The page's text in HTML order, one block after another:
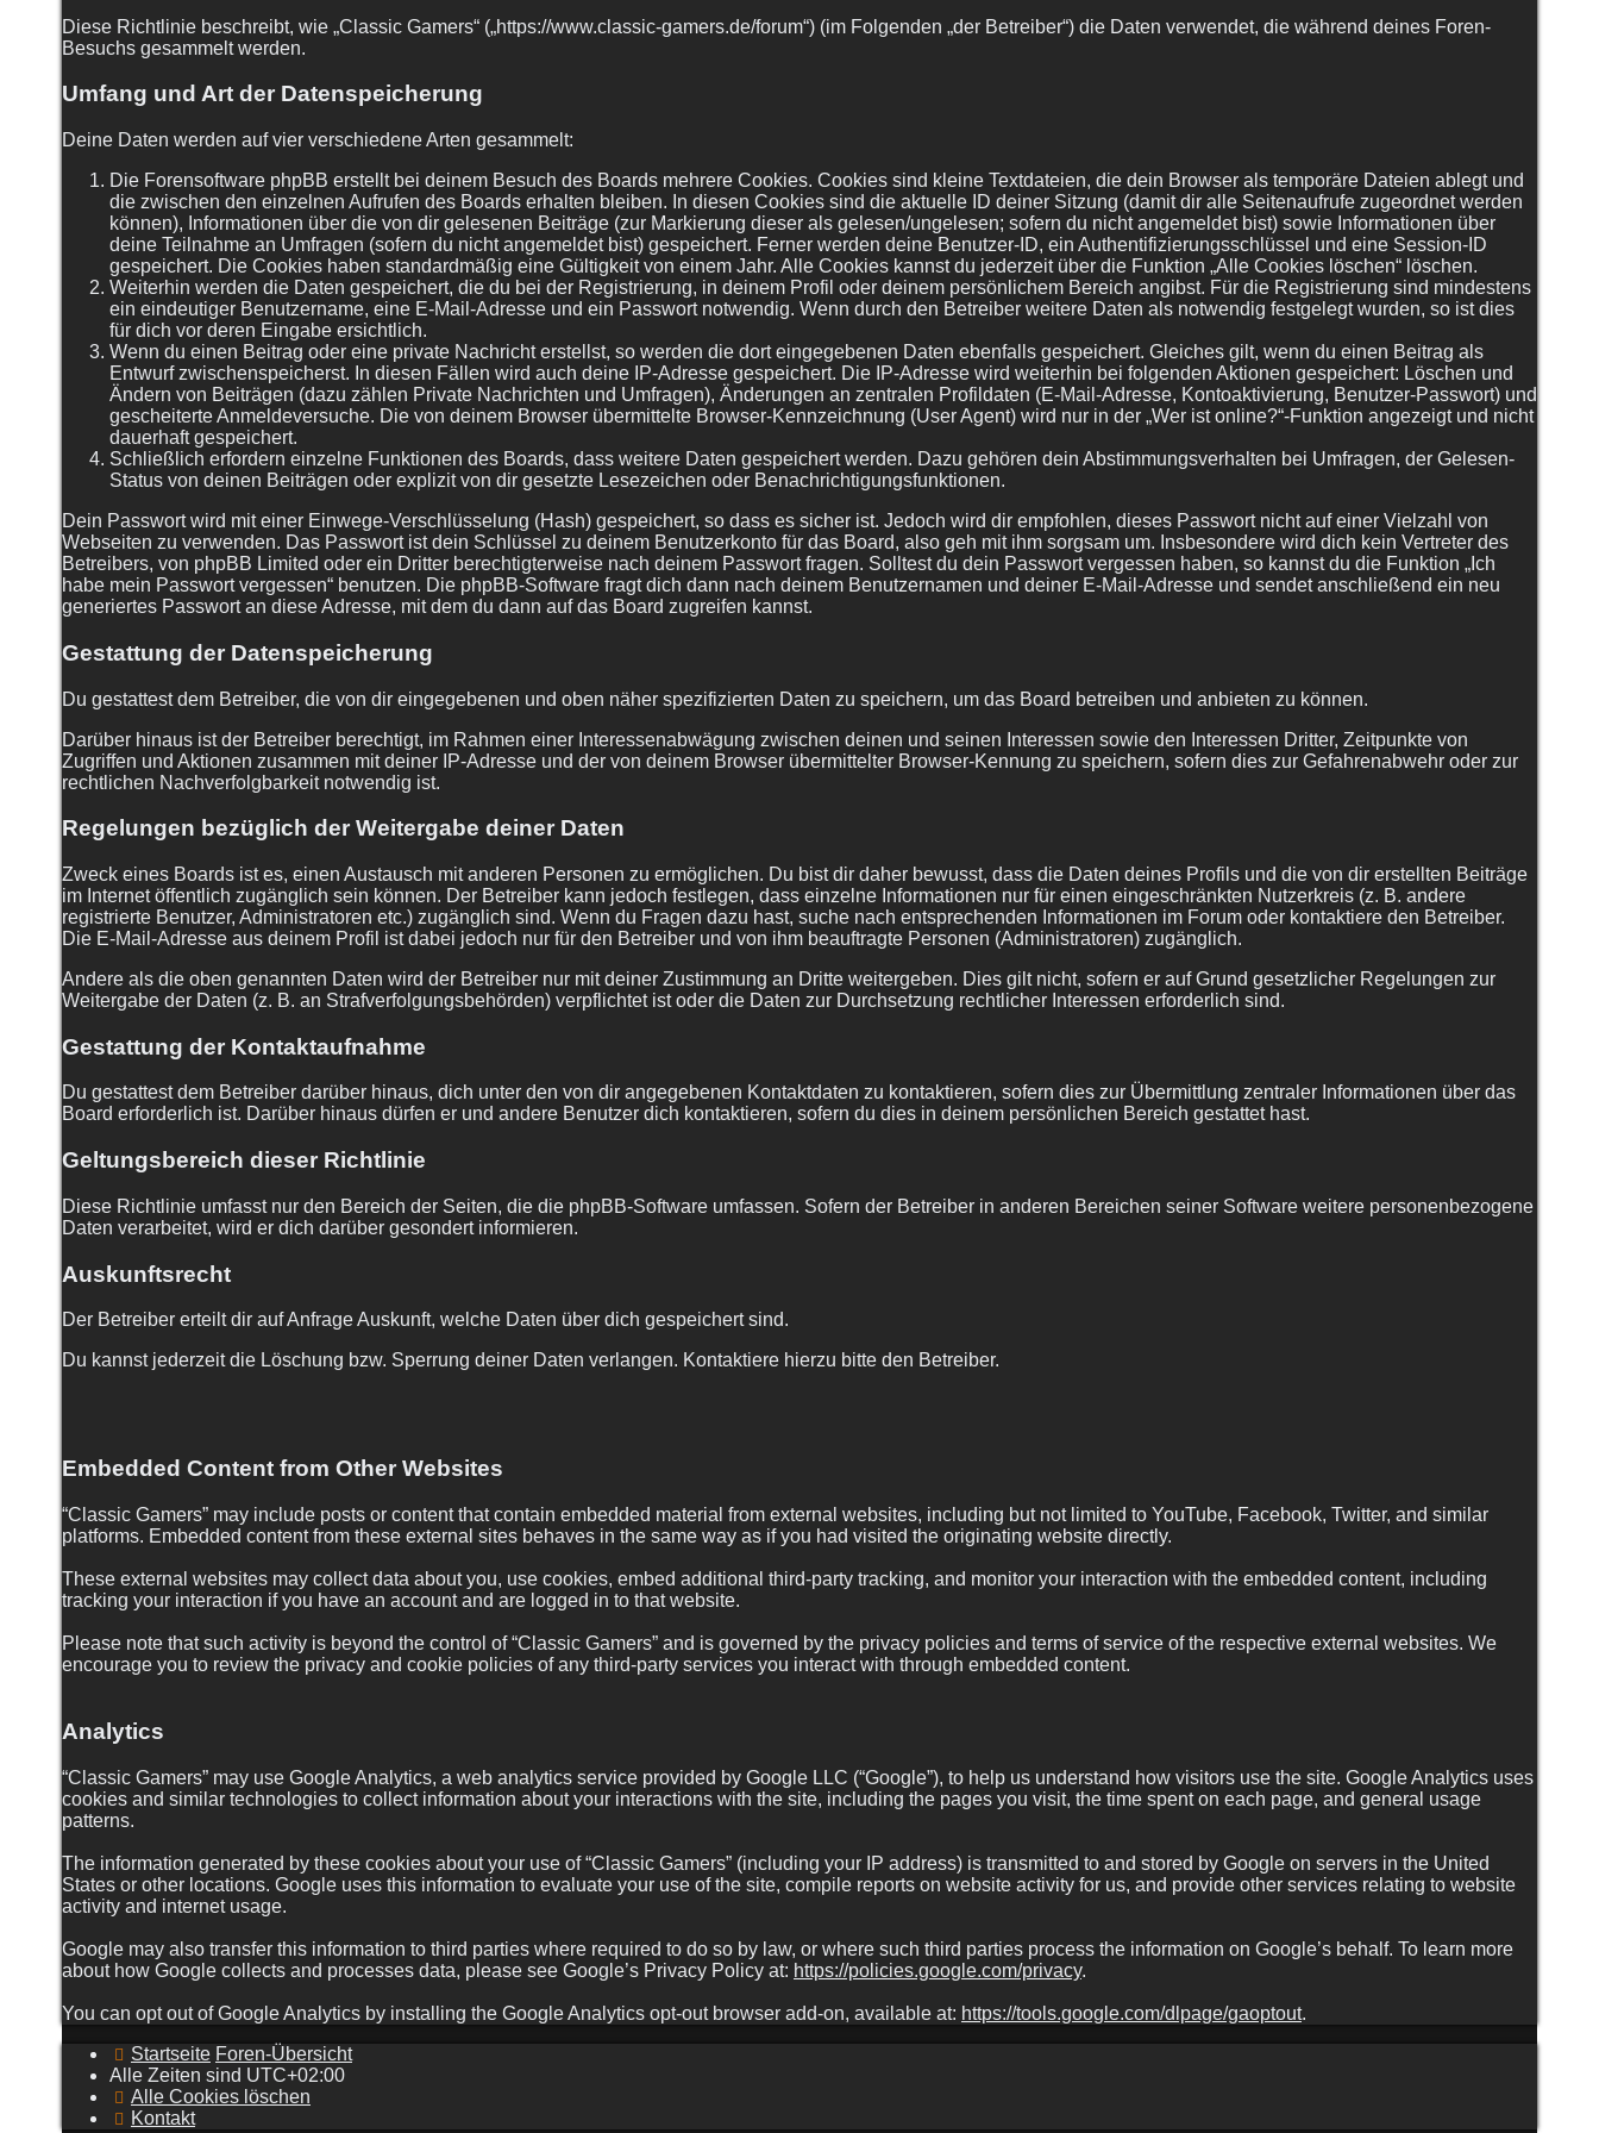
Diese Richtlinie beschreibt, wie „Classic Gamers“ („https://www.classic-gamers.de/forum“) (im Folgenden „der Betreiber“) die Daten verwendet, die während deines Foren-
Besuchs gesammelt werden.
Umfang und Art der Datenspeicherung
Deine Daten werden auf vier verschiedene Arten gesammelt:
Die Forensoftware phpBB erstellt bei deinem Besuch des Boards mehrere Cookies. Cookies sind kleine Textdateien, die dein Browser als temporäre Dateien ablegt und
die zwischen den einzelnen Aufrufen des Boards erhalten bleiben. In diesen Cookies sind die aktuelle ID deiner Sitzung (damit dir alle Seitenaufrufe zugeordnet werden
können), Informationen über die von dir gelesenen Beiträge (zur Markierung dieser als gelesen/ungelesen; sofern du nicht angemeldet bist) sowie Informationen über
deine Teilnahme an Umfragen (sofern du nicht angemeldet bist) gespeichert. Ferner werden deine Benutzer-ID, ein Authentifizierungsschlüssel und eine Session-ID
gespeichert. Die Cookies haben standardmäßig eine Gültigkeit von einem Jahr. Alle Cookies kannst du jederzeit über die Funktion „Alle Cookies löschen“ löschen.
Weiterhin werden die Daten gespeichert, die du bei der Registrierung, in deinem Profil oder deinem persönlichem Bereich angibst. Für die Registrierung sind mindestens
ein eindeutiger Benutzername, eine E-Mail-Adresse und ein Passwort notwendig. Wenn durch den Betreiber weitere Daten als notwendig festgelegt wurden, so ist dies
für dich vor deren Eingabe ersichtlich.
Wenn du einen Beitrag oder eine private Nachricht erstellst, so werden die dort eingegebenen Daten ebenfalls gespeichert. Gleiches gilt, wenn du einen Beitrag als
Entwurf zwischenspeicherst. In diesen Fällen wird auch deine IP-Adresse gespeichert. Die IP-Adresse wird weiterhin bei folgenden Aktionen gespeichert: Löschen und
Ändern von Beiträgen (dazu zählen Private Nachrichten und Umfragen), Änderungen an zentralen Profildaten (E-Mail-Adresse, Kontoaktivierung, Benutzer-Passwort) und
gescheiterte Anmeldeversuche. Die von deinem Browser übermittelte Browser-Kennzeichnung (User Agent) wird nur in der „Wer ist online?“-Funktion angezeigt und nicht
dauerhaft gespeichert.
Schließlich erfordern einzelne Funktionen des Boards, dass weitere Daten gespeichert werden. Dazu gehören dein Abstimmungsverhalten bei Umfragen, der Gelesen-
Status von deinen Beiträgen oder explizit von dir gesetzte Lesezeichen oder Benachrichtigungsfunktionen.
Dein Passwort wird mit einer Einwege-Verschlüsselung (Hash) gespeichert, so dass es sicher ist. Jedoch wird dir empfohlen, dieses Passwort nicht auf einer Vielzahl von
Webseiten zu verwenden. Das Passwort ist dein Schlüssel zu deinem Benutzerkonto für das Board, also geh mit ihm sorgsam um. Insbesondere wird dich kein Vertreter des
Betreibers, von phpBB Limited oder ein Dritter berechtigterweise nach deinem Passwort fragen. Solltest du dein Passwort vergessen haben, so kannst du die Funktion „Ich
habe mein Passwort vergessen“ benutzen. Die phpBB-Software fragt dich dann nach deinem Benutzernamen und deiner E-Mail-Adresse und sendet anschließend ein neu
generiertes Passwort an diese Adresse, mit dem du dann auf das Board zugreifen kannst.
Gestattung der Datenspeicherung
Du gestattest dem Betreiber, die von dir eingegebenen und oben näher spezifizierten Daten zu speichern, um das Board betreiben und anbieten zu können.
Darüber hinaus ist der Betreiber berechtigt, im Rahmen einer Interessenabwägung zwischen deinen und seinen Interessen sowie den Interessen Dritter, Zeitpunkte von
Zugriffen und Aktionen zusammen mit deiner IP-Adresse und der von deinem Browser übermittelter Browser-Kennung zu speichern, sofern dies zur Gefahrenabwehr oder zur
rechtlichen Nachverfolgbarkeit notwendig ist.
Regelungen bezüglich der Weitergabe deiner Daten
Zweck eines Boards ist es, einen Austausch mit anderen Personen zu ermöglichen. Du bist dir daher bewusst, dass die Daten deines Profils und die von dir erstellten Beiträge
im Internet öffentlich zugänglich sein können. Der Betreiber kann jedoch festlegen, dass einzelne Informationen nur für einen eingeschränkten Nutzerkreis (z. B. andere
registrierte Benutzer, Administratoren etc.) zugänglich sind. Wenn du Fragen dazu hast, suche nach entsprechenden Informationen im Forum oder kontaktiere den Betreiber.
Die E-Mail-Adresse aus deinem Profil ist dabei jedoch nur für den Betreiber und von ihm beauftragte Personen (Administratoren) zugänglich.
Andere als die oben genannten Daten wird der Betreiber nur mit deiner Zustimmung an Dritte weitergeben. Dies gilt nicht, sofern er auf Grund gesetzlicher Regelungen zur
Weitergabe der Daten (z. B. an Strafverfolgungsbehörden) verpflichtet ist oder die Daten zur Durchsetzung rechtlicher Interessen erforderlich sind.
Gestattung der Kontaktaufnahme
Du gestattest dem Betreiber darüber hinaus, dich unter den von dir angegebenen Kontaktdaten zu kontaktieren, sofern dies zur Übermittlung zentraler Informationen über das
Board erforderlich ist. Darüber hinaus dürfen er und andere Benutzer dich kontaktieren, sofern du dies in deinem persönlichen Bereich gestattet hast.
Geltungsbereich dieser Richtlinie
Diese Richtlinie umfasst nur den Bereich der Seiten, die die phpBB-Software umfassen. Sofern der Betreiber in anderen Bereichen seiner Software weitere personenbezogene
Daten verarbeitet, wird er dich darüber gesondert informieren.
Auskunftsrecht
Der Betreiber erteilt dir auf Anfrage Auskunft, welche Daten über dich gespeichert sind.
Du kannst jederzeit die Löschung bzw. Sperrung deiner Daten verlangen. Kontaktiere hierzu bitte den Betreiber.
Embedded Content from Other Websites
“Classic Gamers” may include posts or content that contain embedded material from external websites, including but not limited to YouTube, Facebook, Twitter, and similar
platforms. Embedded content from these external sites behaves in the same way as if you had visited the originating website directly.
These external websites may collect data about you, use cookies, embed additional third-party tracking, and monitor your interaction with the embedded content, including
tracking your interaction if you have an account and are logged in to that website.
Please note that such activity is beyond the control of “Classic Gamers” and is governed by the privacy policies and terms of service of the respective external websites. We
encourage you to review the privacy and cookie policies of any third-party services you interact with through embedded content.
Analytics
“Classic Gamers” may use Google Analytics, a web analytics service provided by Google LLC (“Google”), to help us understand how visitors use the site. Google Analytics uses
cookies and similar technologies to collect information about your interactions with the site, including the pages you visit, the time spent on each page, and general usage
patterns.
The information generated by these cookies about your use of “Classic Gamers” (including your IP address) is transmitted to and stored by Google on servers in the United
States or other locations. Google uses this information to evaluate your use of the site, compile reports on website activity for us, and provide other services relating to website
activity and internet usage.
Google may also transfer this information to third parties where required to do so by law, or where such third parties process the information on Google’s behalf. To learn more
about how Google collects and processes data, please see Google’s Privacy Policy at: https://policies.google.com/privacy.
You can opt out of Google Analytics by installing the Google Analytics opt-out browser add-on, available at: https://tools.google.com/dlpage/gaoptout.
Startseite Foren-Übersicht
Alle Zeiten sind UTC+02:00
Alle Cookies löschen
Kontakt